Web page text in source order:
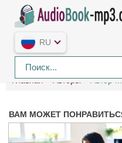
RU
Главная Авторы Автор